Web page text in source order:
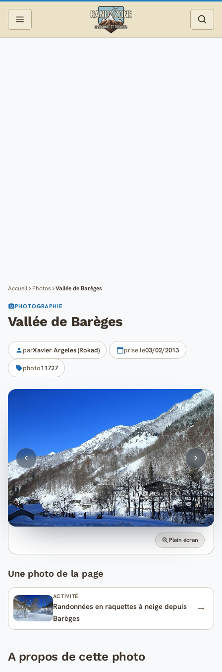
Accueil Photos Vallée de Barèges
PHOTOGRAPHIE
Vallée de Barèges
parXavier Argeles (Rokad) prise le03/02/2013
photo11727
Plein écran
Une photo de la page
ACTIVITÉ
Randonnées en raquettes à neige depuis
Barèges
A propos de cette photo